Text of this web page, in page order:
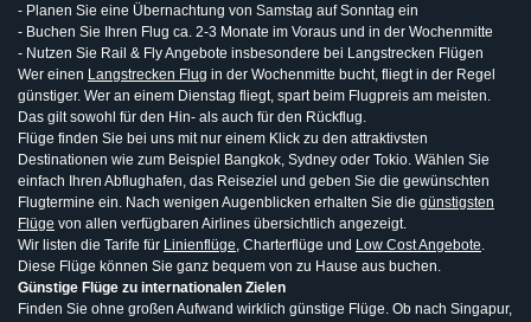
- Planen Sie eine Übernachtung von Samstag auf Sonntag ein
- Buchen Sie Ihren Flug ca. 2-3 Monate im Voraus und in der Wochenmitte
- Nutzen Sie Rail & Fly Angebote insbesondere bei Langstrecken Flügen
Wer einen Langstrecken Flug in der Wochenmitte bucht, fliegt in der Regel
günstiger. Wer an einem Dienstag fliegt, spart beim Flugpreis am meisten.
Das gilt sowohl für den Hin- als auch für den Rückflug.
Flüge finden Sie bei uns mit nur einem Klick zu den attraktivsten
Destinationen wie zum Beispiel Bangkok, Sydney oder Tokio. Wählen Sie
einfach Ihren Abflughafen, das Reiseziel und geben Sie die gewünschten
Flugtermine ein. Nach wenigen Augenblicken erhalten Sie die günstigsten
Flüge von allen verfügbaren Airlines übersichtlich angezeigt.
Wir listen die Tarife für Linienflüge, Charterflüge und Low Cost Angebote.
Diese Flüge können Sie ganz bequem von zu Hause aus buchen.
Günstige Flüge zu internationalen Zielen
Finden Sie ohne großen Aufwand wirklich günstige Flüge. Ob nach Singapur,